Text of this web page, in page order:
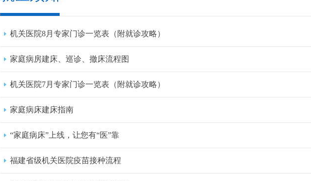
机关医院8月专家门诊一览表（附就诊攻略）
家庭病房建床、巡诊、撤床流程图
机关医院7月专家门诊一览表（附就诊攻略）
家庭病床建床指南
“家庭病床”上线，让您有“医”靠
福建省级机关医院疫苗接种流程